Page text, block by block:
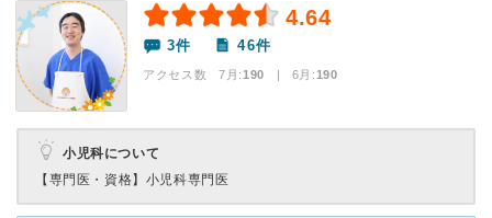
4.64
3件 46件
アクセス数 7月:190 | 6月:190
小児科について
【専門医・資格】 小児科専門医